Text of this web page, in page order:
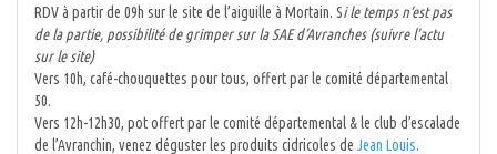
RDV à partir de 09h sur le site de l’aiguille à Mortain. Si le temps n’est pas
de la partie, possibilité de grimper sur la SAE d’Avranches (suivre l’actu
sur le site)
Vers 10h, café-chouquettes pour tous, offert par le comité départemental
50.
Vers 12h-12h30, pot offert par le comité départemental & le club d’escalade
de l’Avranchin, venez déguster les produits cidricoles de Jean Louis.